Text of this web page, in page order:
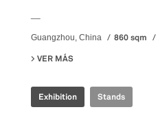
Guangzhou, China 860 sqm
VER MÁS
Exhibition Stands